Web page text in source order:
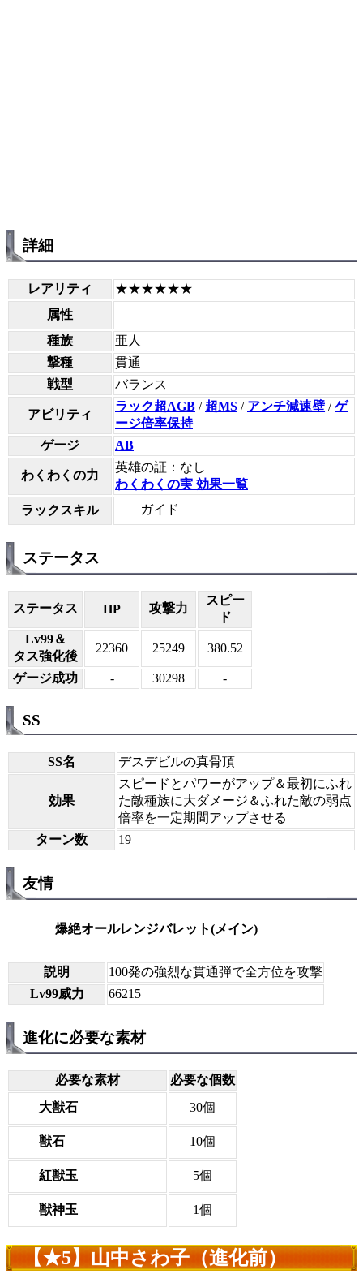
詳細
レアリティ
★★★★★★
属性
種族
亜人
撃種
貫通
戦型
バランス
アビリティ
ラック超AGB / 超MS / アンチ減速壁 /ゲ
ージ倍率保持
ゲージ
AB
わくわくの力
英雄の証：なし
わくわくの実 効果一覧
ラックスキル
ガイド
ステータス
ステータス HP 攻撃力
スピー
ド
Lv99＆
タス強化後
22360 25249 380.52
ゲージ成功 - 30298 -
SS
SS名 デスデビルの真骨頂
効果
スピードとパワーがアップ＆最初にふれ
た敵種族に大ダメージ＆ふれた敵の弱点
倍率を一定期間アップさせる
ターン数
19
友情
爆絶オールレンジバレット(メイン)
説明
100発の強烈な貫通弾で全方位を攻撃
Lv99威力
66215
進化に必要な素材
必要な素材
必要な個数
大獣石
30個
獣石 10個
紅獣玉 5個
獣神玉 1個
【★5】山中さわ子（進化前）